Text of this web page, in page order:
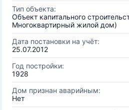
Тип объекта:
Объект капитального
Многоквартирный жилой дом)
Дата постановки на учёт:
25.07.2012
Год постройки:
1928
Дом признан аварийным:
Нет